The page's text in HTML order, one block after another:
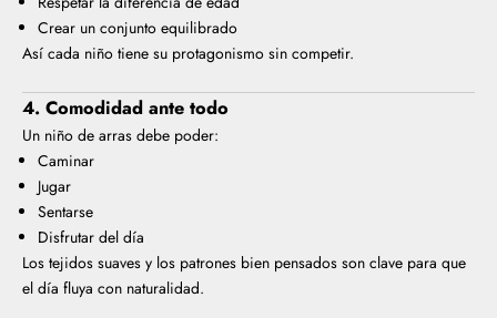
Crear un conjunto equilibrado
Así cada niño tiene su protagonismo sin competir.
4. Comodidad ante todo
Un niño de arras debe poder:
Caminar
Jugar
Sentarse
Disfrutar del día
Los tejidos suaves y los patrones bien pensados son clave para que
el día fluya con naturalidad.